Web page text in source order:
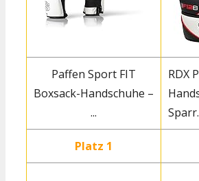
Paffen Sport FIT
Boxsack-Handschuhe –
...
RDX
Platz 1